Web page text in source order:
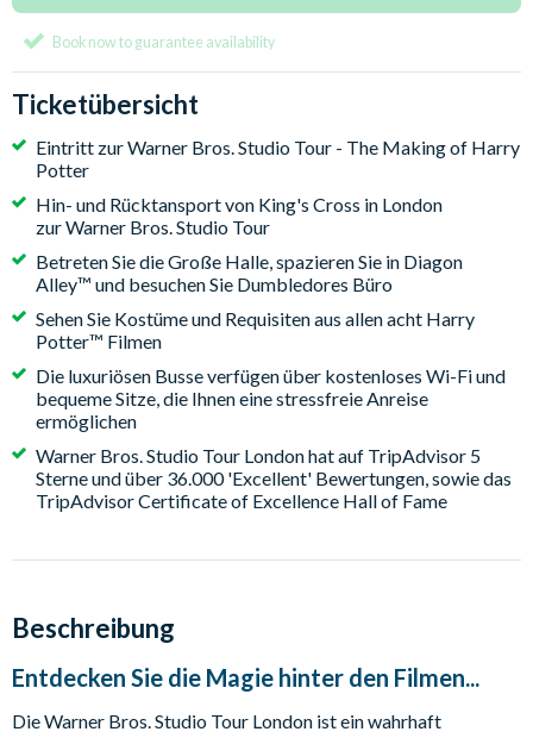
Book now to guarantee availability
Ticketübersicht
Eintritt zur Warner Bros. Studio Tour - The Making of Harry
Potter
Hin- und Rücktansport von King's Cross in London
zur Warner Bros. Studio Tour
Betreten Sie die Große Halle, spazieren Sie in Diagon
Alley™ und besuchen Sie Dumbledores Büro
Sehen Sie Kostüme und Requisiten aus allen acht Harry
Potter™ Filmen
Die luxuriösen Busse verfügen über kostenloses Wi-Fi und
bequeme Sitze, die Ihnen eine stressfreie Anreise
ermöglichen
Warner Bros. Studio Tour London hat auf TripAdvisor 5
Sterne und über 36.000 'Excellent' Bewertungen, sowie das
TripAdvisor Certificate of Excellence Hall of Fame
Beschreibung
Entdecken Sie die Magie hinter den Filmen...
Die Warner Bros. Studio Tour London ist ein wahrhaft